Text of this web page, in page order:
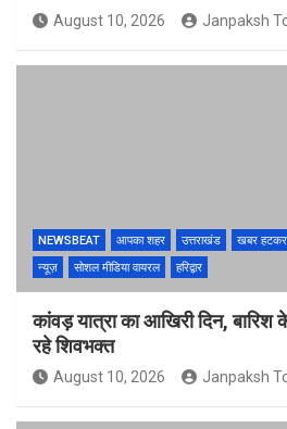
August 10, 2026 Janpaksh
NEWSBEAT आपका शहर उत्तराखंड खबर हटकर
न्यूज़
सोशल मीडिया वायरल हरिद्वार
कांवड़ यात्रा का आखिरी दिन,
रहे शिवभक्त
August 10, 2026 Janpaksh